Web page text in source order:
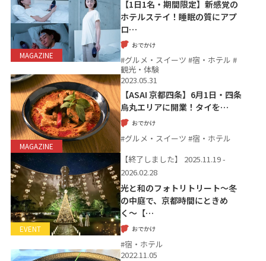
MAGAZINE
【1日1名・期間限定】新感覚の
ホテルステイ！睡眠の質にアプ
ロ…
おでかけ
#グルメ・スイーツ #宿・ホテル #
観光・体験
MAGAZINE
2023.05.31
【ASAI 京都四条】6月1日・四条
烏丸エリアに開業！タイを…
おでかけ
#グルメ・スイーツ #宿・ホテル
EVENT
【終了しました】
2025.11.19 -
2026.02.28
光と和のフォトリトリート〜冬
の中庭で、京都時間にときめ
く〜【…
おでかけ
#宿・ホテル
2022.11.05